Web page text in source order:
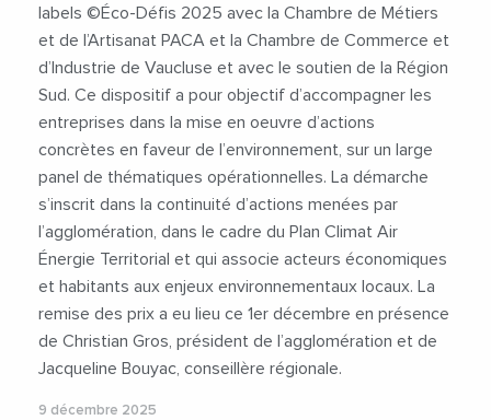
labels ©Éco-Défis 2025 avec la Chambre de Métiers
et de l’Artisanat PACA et la Chambre de Commerce et
d’Industrie de Vaucluse et avec le soutien de la Région
Sud. Ce dispositif a pour objectif d’accompagner les
entreprises dans la mise en oeuvre d’actions
concrètes en faveur de l’environnement, sur un large
panel de thématiques opérationnelles. La démarche
s’inscrit dans la continuité d’actions menées par
l’agglomération, dans le cadre du Plan Climat Air
Énergie Territorial et qui associe acteurs économiques
et habitants aux enjeux environnementaux locaux. La
remise des prix a eu lieu ce 1er décembre en présence
de Christian Gros, président de l’agglomération et de
Jacqueline Bouyac, conseillère régionale.
9 décembre 2025